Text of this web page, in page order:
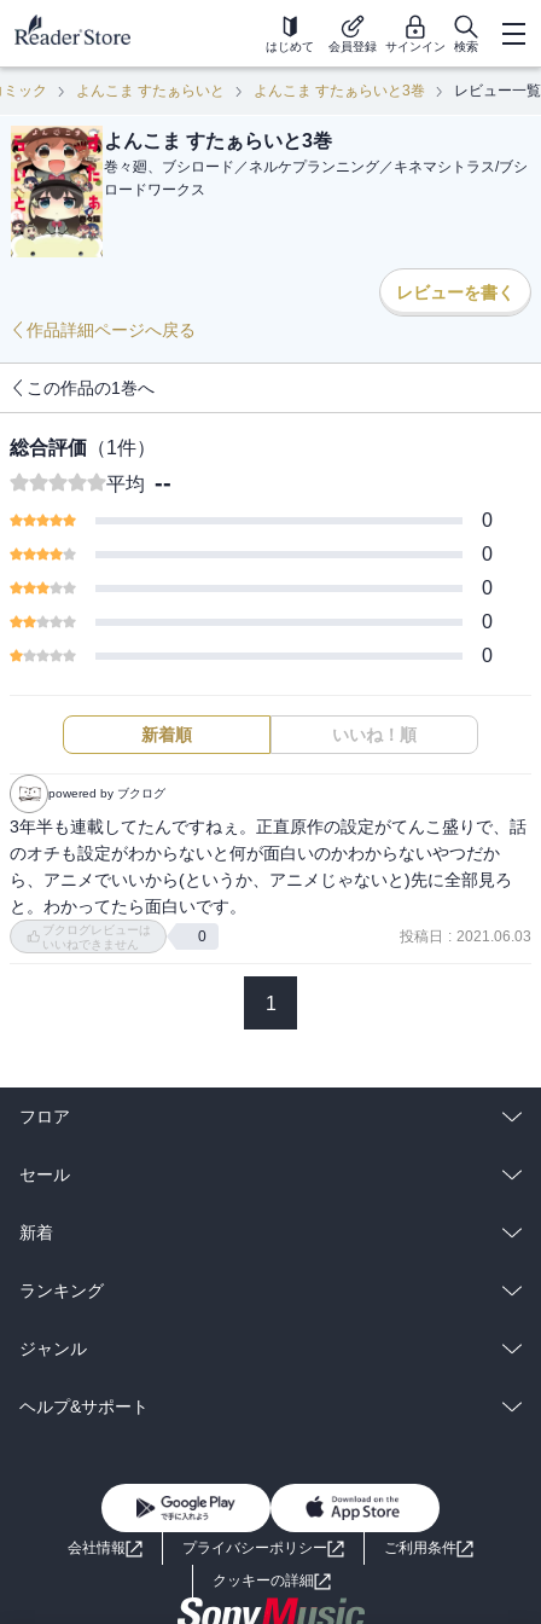
はじめて 会員登録 サインイン 検索
ック よんこま すたぁらいと よんこま すたぁらいと3巻 レビュー一覧
よんこま すたぁらいと3巻
巻々廻、ブシロード／ネルケプランニング／キネマシトラス/ブシ
ロードワークス
レビューを書く
作品詳細ページへ戻る
この作品の1巻へ
総合評価 （1件）
平均 --
0
0
0
0
0
新着順 いいね！順
powered by ブクログ
3年半も連載してたんですねぇ。正直原作の設定がてんこ盛りで、話
のオチも設定がわからないと何が面白いのかわからないやつだか
ら、アニメでいいから(というか、アニメじゃないと)先に全部見ろ
と。わかってたら面白いです。
ブクログレビューは
いいねできません
0 投稿日 : 2021.06.03
1
フロア
総合
ラノベ
雑誌・グラビア
BL・TL
セール
総合
ラノベ
雑誌・グラビア
BL・TL
新着
総合
ラノベ
雑誌・グラビア
ランキング
総合
ラノベ
ジャンル
コミック
ライトノベル 男子向けラノベ
小説
ヘルプ&サポート
よくあるご質問 お問い合わせ
会社情報 プライバシーポリシー
ご利用条件
クッキーの詳細